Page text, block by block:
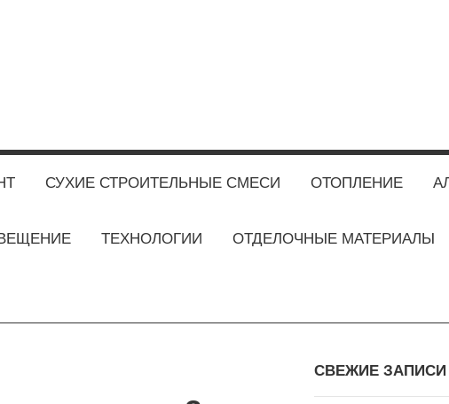
СУХИЕ СТРОИТЕЛЬНЫЕ СМЕСИ ОТОПЛЕНИЕ
ТЕХНОЛОГИИ ОТДЕЛОЧНЫЕ МАТЕРИАЛЫ
СВЕЖИЕ ЗАПИСИ